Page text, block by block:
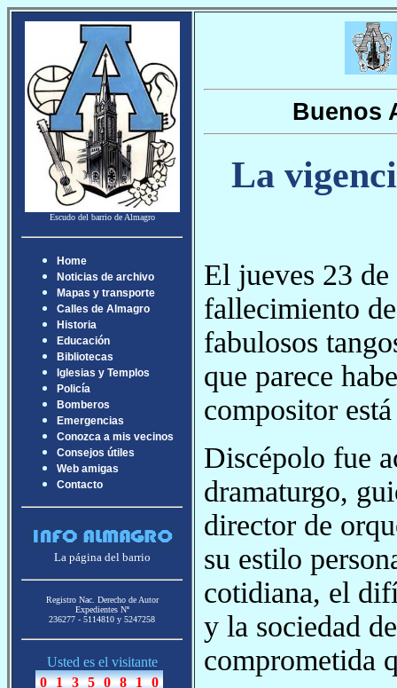
Escudo del barrio de Almagro
Home
Noticias de archivo
Mapas y transporte
Calles de Almagro
Historia
Educación
Bibliotecas
Iglesias y Templos
Policía
Bomberos
Emergencias
Conozca a mis vecinos
Consejos útiles
Web amigas
Contacto
La página del barrio
Registro Nac. Derecho de Autor
Expedientes Nª
236277 - 5114810 y 5247258
Usted es el visitante
Buenos
La
El jueves 23
fallecimiento
fabulosos
que parece
compositor
Discépolo fue
dramaturgo,
director de
su estilo
cotidiana, el
y la sociedad
comprometida